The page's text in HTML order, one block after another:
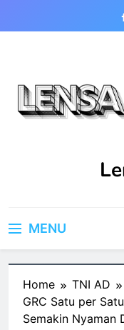
MENU
Home TNI AD
GRC Satu per
Semakin Nyaman